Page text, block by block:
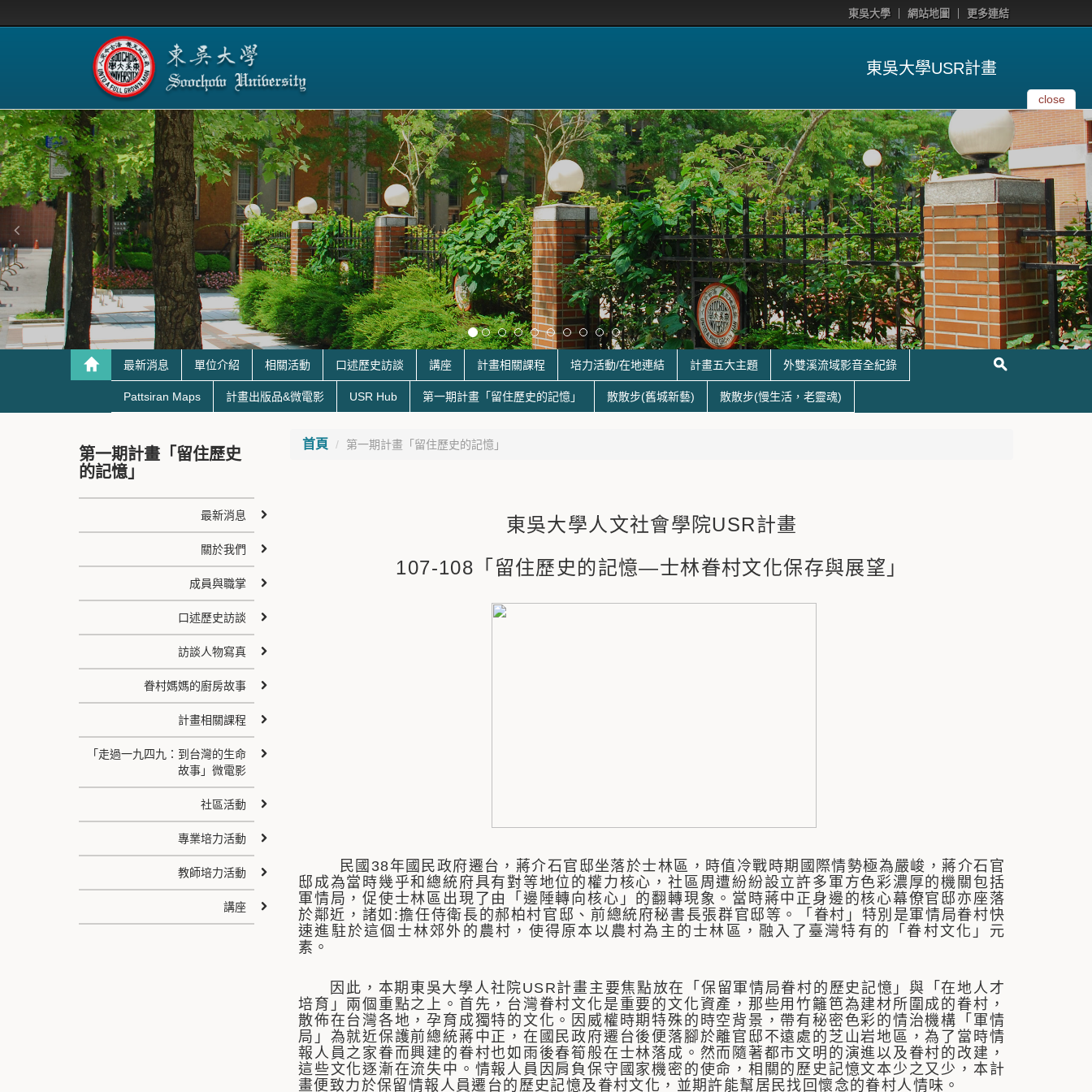
東吳大學 網站地圖 更多連結
東吳大學USR計畫
close
最新消息 單位介紹 相關活動 口述歷史訪談 講座 計畫相關課程 培力活動/在地連結 計畫五大主題 外雙溪流域影音全紀錄
Pattsiran Maps 計畫出版品&微電影 USR Hub 第一期計畫「留住歷史的記憶」 散散步(舊城新藝) 散散步(慢生活，老靈魂)
首頁 第一期計畫「留住歷史的記憶」
東吳大學人文社會學院USR計畫
107-108「留住歷史的記憶—士林眷村文化保存與展望」
民國38年國民政府遷台，蔣介石官邸坐落於士林區，時值冷戰時期國際情勢極為嚴峻，蔣介石官
邸成為當時幾乎和總統府具有對等地位的權力核心，社區周遭紛紛設立許多軍方色彩濃厚的機關包括
軍情局，促使士林區出現了由「邊陲轉向核心」的翻轉現象。當時蔣中正身邊的核心幕僚官邸亦座落
於鄰近，諸如:擔任侍衛長的郝柏村官邸、前總統府秘書長張群官邸等。「眷村」特別是軍情局眷村快
速進駐於這個士林郊外的農村，使得原本以農村為主的士林區，融入了臺灣特有的「眷村文化」元
素。
因此，本期東吳大學人社院USR計畫主要焦點放在「保留軍情局眷村的歷史記憶」與「在地人才
培育」兩個重點之上。首先，台灣眷村文化是重要的文化資產，那些用竹籬笆為建材所圍成的眷村，
散佈在台灣各地，孕育成獨特的文化。因威權時期特殊的時空背景，帶有秘密色彩的情治機構「軍情
局」為就近保護前總統蔣中正，在國民政府遷台後便落腳於離官邸不遠處的芝山岩地區，為了當時情
報人員之家眷而興建的眷村也如雨後春筍般在士林落成。然而隨著都市文明的演進以及眷村的改建，
這些文化逐漸在流失中。情報人員因肩負保守國家機密的使命，相關的歷史記憶文本少之又少，本計
畫便致力於保留情報人員遷台的歷史記憶及眷村文化，並期許能幫居民找回懷念的眷村人情味。
第一期計畫「留住歷史
的記憶」
最新消息
關於我們
成員與職掌
口述歷史訪談
訪談人物寫真
眷村媽媽的廚房故事
計畫相關課程
「走過一九四九：到台灣的生命
故事」微電影
社區活動
專業培力活動
教師培力活動
講座